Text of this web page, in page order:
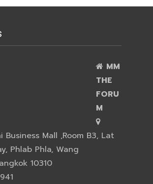
MM
THE
FORU
M
Business Mall ,Room B3, Lat
Phlab Phla, Wang
10310